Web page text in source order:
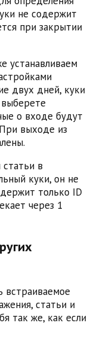
не содержит
при закрытии
устанавливаем
двух дней, куки
о входе будут
выходе из
в
куки, он не
только ID
через 1
встраиваемое
статьи и
так же, как если